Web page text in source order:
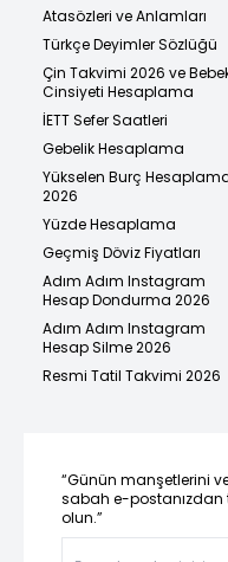
Atasözleri ve Anlamları
Türkçe Deyimler Sözlüğü
Çin Takvimi 2026 ve
Cinsiyeti Hesaplama
İETT Sefer Saatleri
Gebelik Hesaplama
Yükselen Burç
2026
Yüzde Hesaplama
Geçmiş Döviz Fiyatları
Adım Adım Instagram
Hesap Dondurma 2026
Adım Adım Instagram
Hesap Silme 2026
Resmi Tatil Takvimi 2026
“Günün manşetlerini
sabah e-postanızdan
olun.”